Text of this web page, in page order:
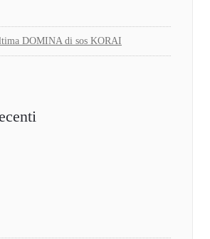
DOMINA di sos KORAI